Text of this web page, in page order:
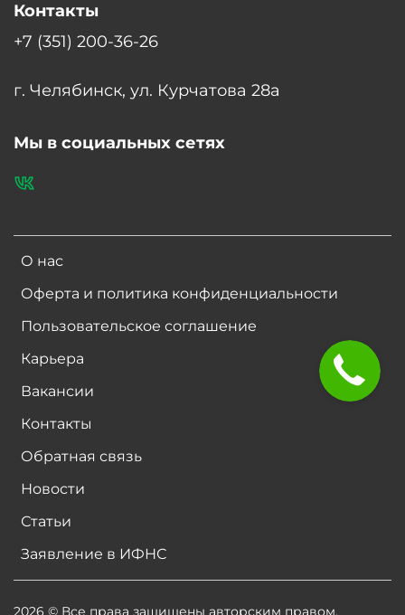
О нас
Оферта и политика конфиденциальности
Пользовательское соглашение
Карьера
Вакансии
Контакты
Обратная связь
Новости
Статьи
Заявление в ИФНС
Контакты
+7 (351) 200-36-26
г. Челябинск, ул. Курчатова 28а
Мы в социальных сетях
2026 © Все права защищены авторским правом.